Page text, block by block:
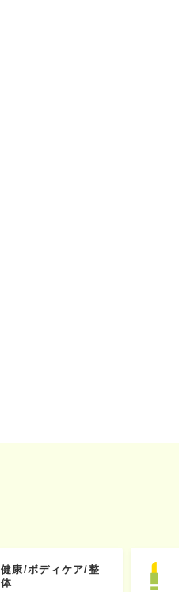
健康/ボディケア/整
体